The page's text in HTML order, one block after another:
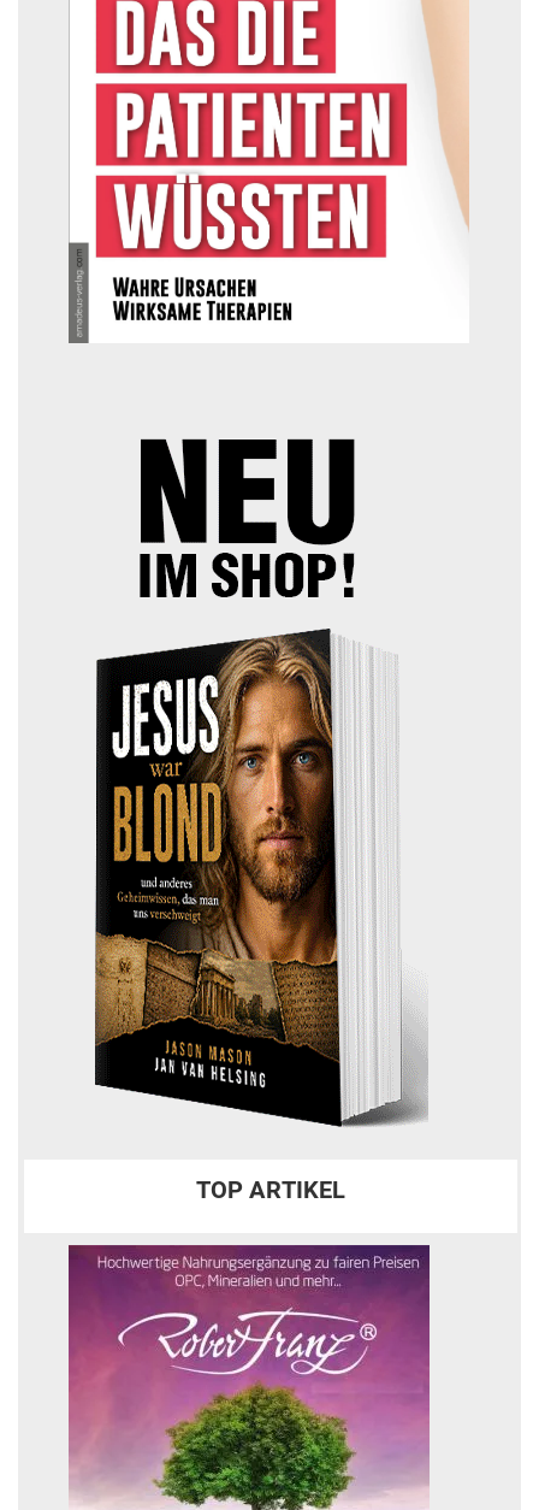
TOP ARTIKEL